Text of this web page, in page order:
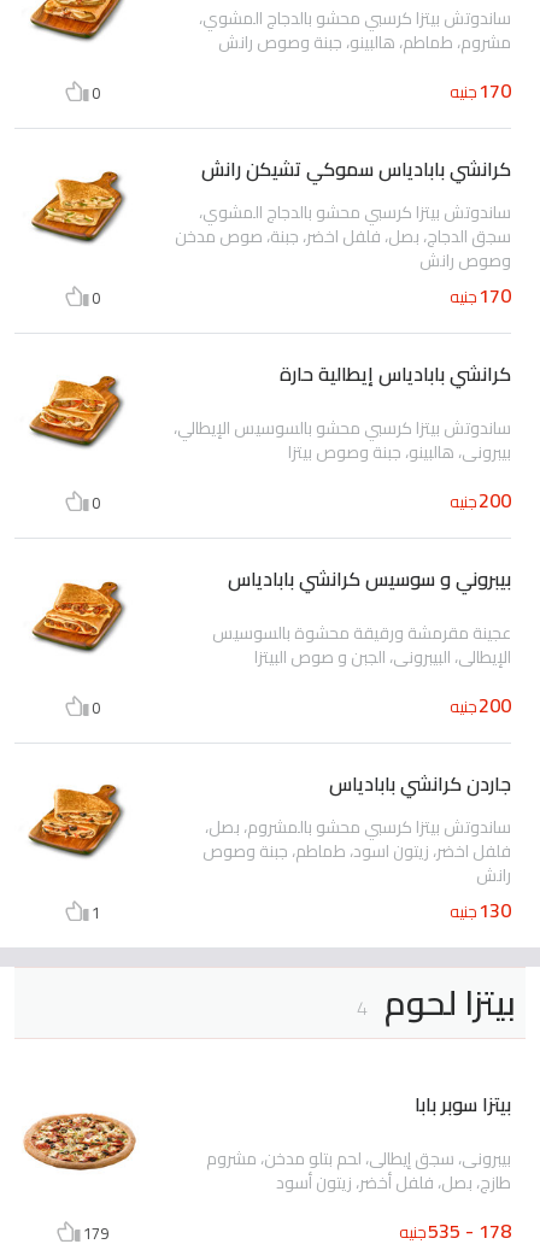
ساندوتش بيتزا كرسبي محشو بالدجاج المشوي،
مشروم، طماطم، هالبينو، جبنة وصوص رانش
170جنيه 0
كرانشي بابادياس سموكي تشيكن رانش
ساندوتش بيتزا كرسبي محشو بالدجاج المشوي،
سجق الدجاج، بصل، فلفل اخضر، جبنة، صوص مدخن
وصوص رانش
170جنيه 0
كرانشي بابادياس إيطالية حارة
ساندوتش بيتزا كرسبي محشو بالسوسيس الإيطالي،
بيبروني، هالبينو، جبنة وصوص بيتزا
200جنيه 0
بيبروني و سوسيس كرانشي بابادياس
عجينة مقرمشة ورقيقة محشوة بالسوسيس
الإيطالي، البيبروني، الجبن و صوص البيتزا
200جنيه 0
جاردن كرانشي بابادياس
ساندوتش بيتزا كرسبي محشو بالمشروم، بصل،
فلفل اخضر، زيتون اسود، طماطم، جبنة وصوص
رانش
130جنيه 1
بيتزا لحوم 4
بيتزا سوبر بابا
بيبرونى، سجق إيطالى، لحم بتلو مدخن، مشروم
طازج، بصل، فلفل أخضر، زيتون أسود
178 - 535 جنيه 179